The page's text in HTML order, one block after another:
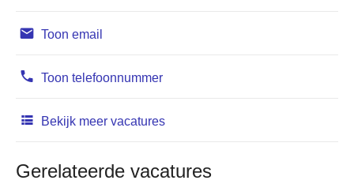
Toon email
Toon telefoonnummer
Bekijk meer vacatures
Gerelateerde vacatures